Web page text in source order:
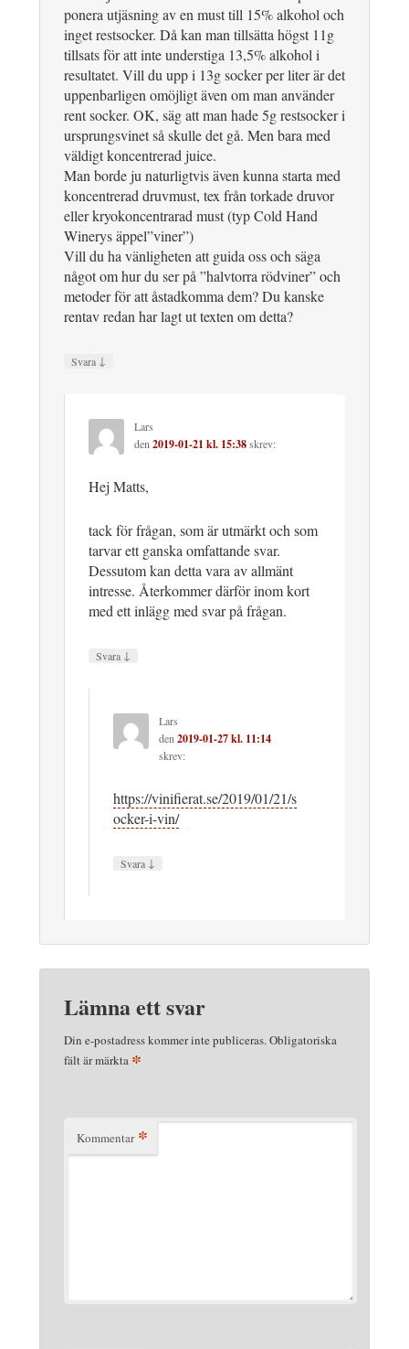
ponera utjäsning av en must till 15% alkohol och
inget restsocker. Då kan man tillsätta högst 11g
tillsats för att inte understiga 13,5% alkohol i
resultatet. Vill du upp i 13g socker per liter är det
uppenbarligen omöjligt även om man använder
rent socker. OK, säg att man hade 5g restsocker i
ursprungsvinet så skulle det gå. Men bara med
väldigt koncentrerad juice.
Man borde ju naturligtvis även kunna starta med
koncentrerad druvmust, tex från torkade druvor
eller kryokoncentrarad must (typ Cold Hand
Winerys äppel”viner”)
Vill du ha vänligheten att guida oss och säga
något om hur du ser på ”halvtorra rödviner” och
metoder för att åstadkomma dem? Du kanske
rentav redan har lagt ut texten om detta?
Svara ↓
Lars
den2019-01-21 kl. 15:38skrev:
Hej Matts,
tack för frågan, som är utmärkt och som
tarvar ett ganska omfattande svar.
Dessutom kan detta vara av allmänt
intresse. Återkommer därför inom kort
med ett inlägg med svar på frågan.
Svara ↓
Lars
den2019-01-27 kl. 11:14
skrev:
https://vinifierat.se/2019/01/21/s
ocker-i-vin/
Svara ↓
Lämna ett svar
Din e-postadress kommer inte publiceras.Obligatoriska
fält är märkta *
Kommentar *